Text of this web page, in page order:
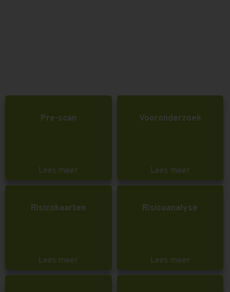
Pre-scan
Lees meer
Vooronderzoek
Lees meer
Risicokaarten
Lees meer
Risicoanalyse
Lees meer